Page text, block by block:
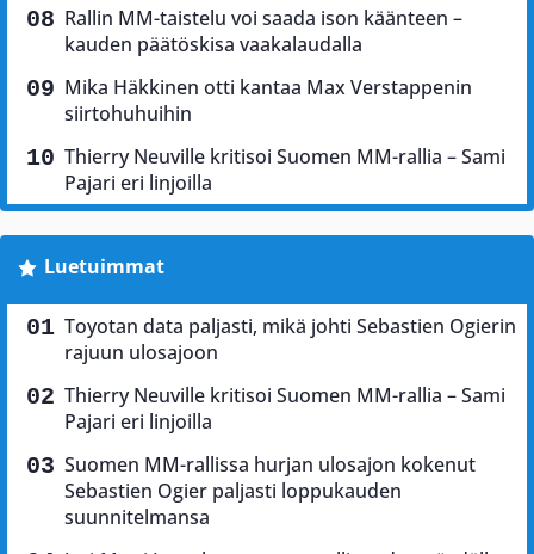
Rallin MM-taistelu voi saada ison käänteen –
kauden päätöskisa vaakalaudalla
Mika Häkkinen otti kantaa Max Verstappenin
siirtohuhuihin
Thierry Neuville kritisoi Suomen MM-rallia – Sami
Pajari eri linjoilla
Luetuimmat
Toyotan data paljasti, mikä johti Sebastien Ogierin
rajuun ulosajoon
Thierry Neuville kritisoi Suomen MM-rallia – Sami
Pajari eri linjoilla
Suomen MM-rallissa hurjan ulosajon kokenut
Sebastien Ogier paljasti loppukauden
suunnitelmansa